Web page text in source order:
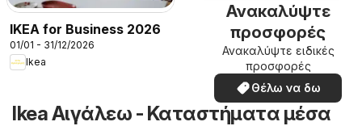
IKEA for Business 2026
01/01 - 31/12/2026
Ikea
Ανακαλύψτε
προσφορές
Ανακαλύψτε ειδικές
προσφορές
Θέλω να δω
Ikea Αιγάλεω - Καταστήματα μέσα